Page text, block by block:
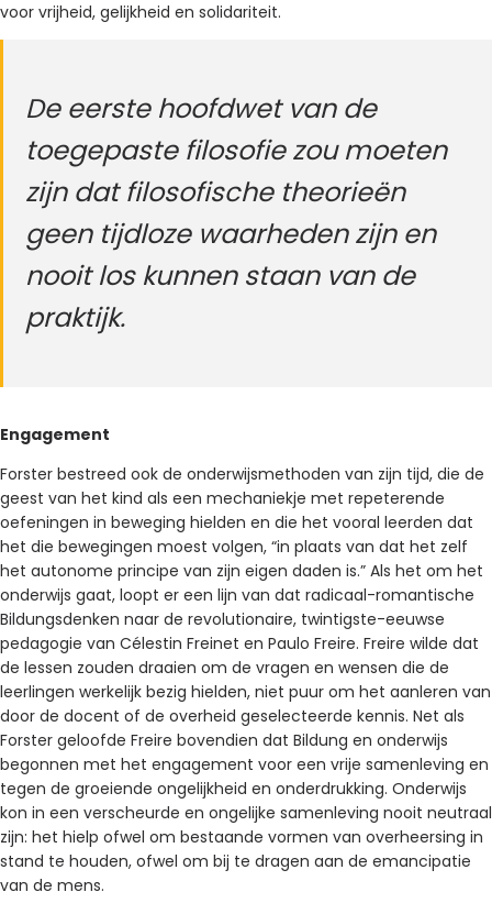
voor vrijheid, gelijkheid en solidariteit.
De eerste hoofdwet van de
toegepaste filosofie zou moeten
zijn dat filosofische theorieën
geen tijdloze waarheden zijn en
nooit los kunnen staan van de
praktijk.
Engagement
Forster bestreed ook de onderwijsmethoden van zijn tijd, die de
geest van het kind als een mechaniekje met repeterende
oefeningen in beweging hielden en die het vooral leerden dat
het die bewegingen moest volgen, “in plaats van dat het zelf
het autonome principe van zijn eigen daden is.” Als het om het
onderwijs gaat, loopt er een lijn van dat radicaal-romantische
Bildungsdenken naar de revolutionaire, twintigste-eeuwse
pedagogie van Célestin Freinet en Paulo Freire. Freire wilde dat
de lessen zouden draaien om de vragen en wensen die de
leerlingen werkelijk bezig hielden, niet puur om het aanleren van
door de docent of de overheid geselecteerde kennis. Net als
Forster geloofde Freire bovendien dat Bildung en onderwijs
begonnen met het engagement voor een vrije samenleving en
tegen de groeiende ongelijkheid en onderdrukking. Onderwijs
kon in een verscheurde en ongelijke samenleving nooit neutraal
zijn: het hielp ofwel om bestaande vormen van overheersing in
stand te houden, ofwel om bij te dragen aan de emancipatie
van de mens.